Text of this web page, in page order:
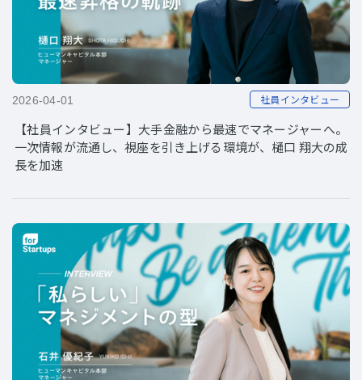
2026-04-01 社員インタビュー
【社員インタビュー】大手金融から最速でマネージャーへ。
一次情報が流通し、視座を引き上げる環境が、樋口 翔大の成
長を加速